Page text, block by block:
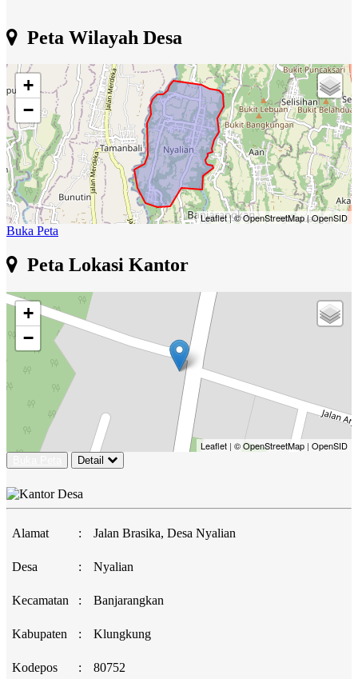
Peta Wilayah Desa
+
−
Leaflet|© OpenStreetMap|OpenSID
Buka Peta
Peta Lokasi Kantor
+
−
Leaflet | © OpenStreetMap | OpenSID
Detail
Alamat : Jalan Brasika, Desa Nyalian
Desa : Nyalian
Kecamatan : Banjarangkan
Kabupaten : Klungkung
Kodepos : 80752